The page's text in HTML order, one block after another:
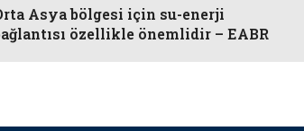
Asya bölgesi için su-enerji
özellikle önemlidir – EABR